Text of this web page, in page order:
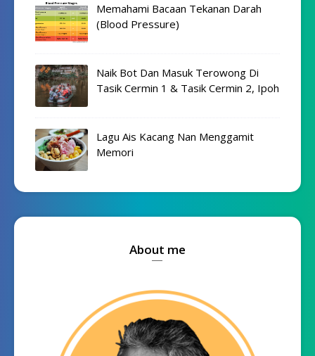
Memahami Bacaan Tekanan Darah
(Blood Pressure)
Naik Bot Dan Masuk Terowong Di
Tasik Cermin 1 & Tasik Cermin 2, Ipoh
Lagu Ais Kacang Nan Menggamit
Memori
About me